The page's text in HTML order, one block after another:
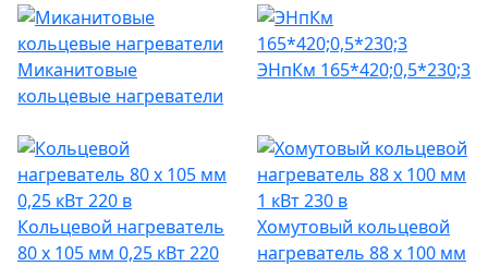
Миканитовые
кольцевые нагреватели
ЭНпКм 165*420;0,5*230;3
Кольцевой нагреватель
80 х 105 мм 0,25 кВт 220
Хомутовый кольцевой
нагреватель 88 х 100 мм